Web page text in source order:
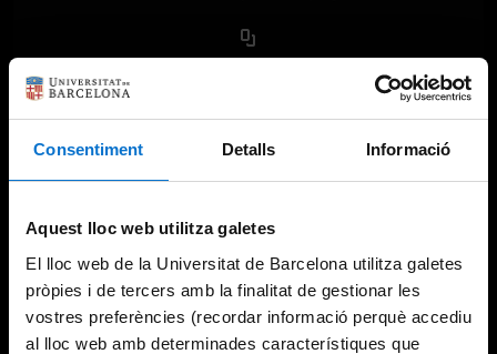
Consentiment Detalls Informació
Aquest lloc web utilitza galetes
El lloc web de la Universitat de Barcelona utilitza galetes
pròpies i de tercers amb la finalitat de gestionar les
vostres preferències (recordar informació perquè accediu
al lloc web amb determinades característiques que